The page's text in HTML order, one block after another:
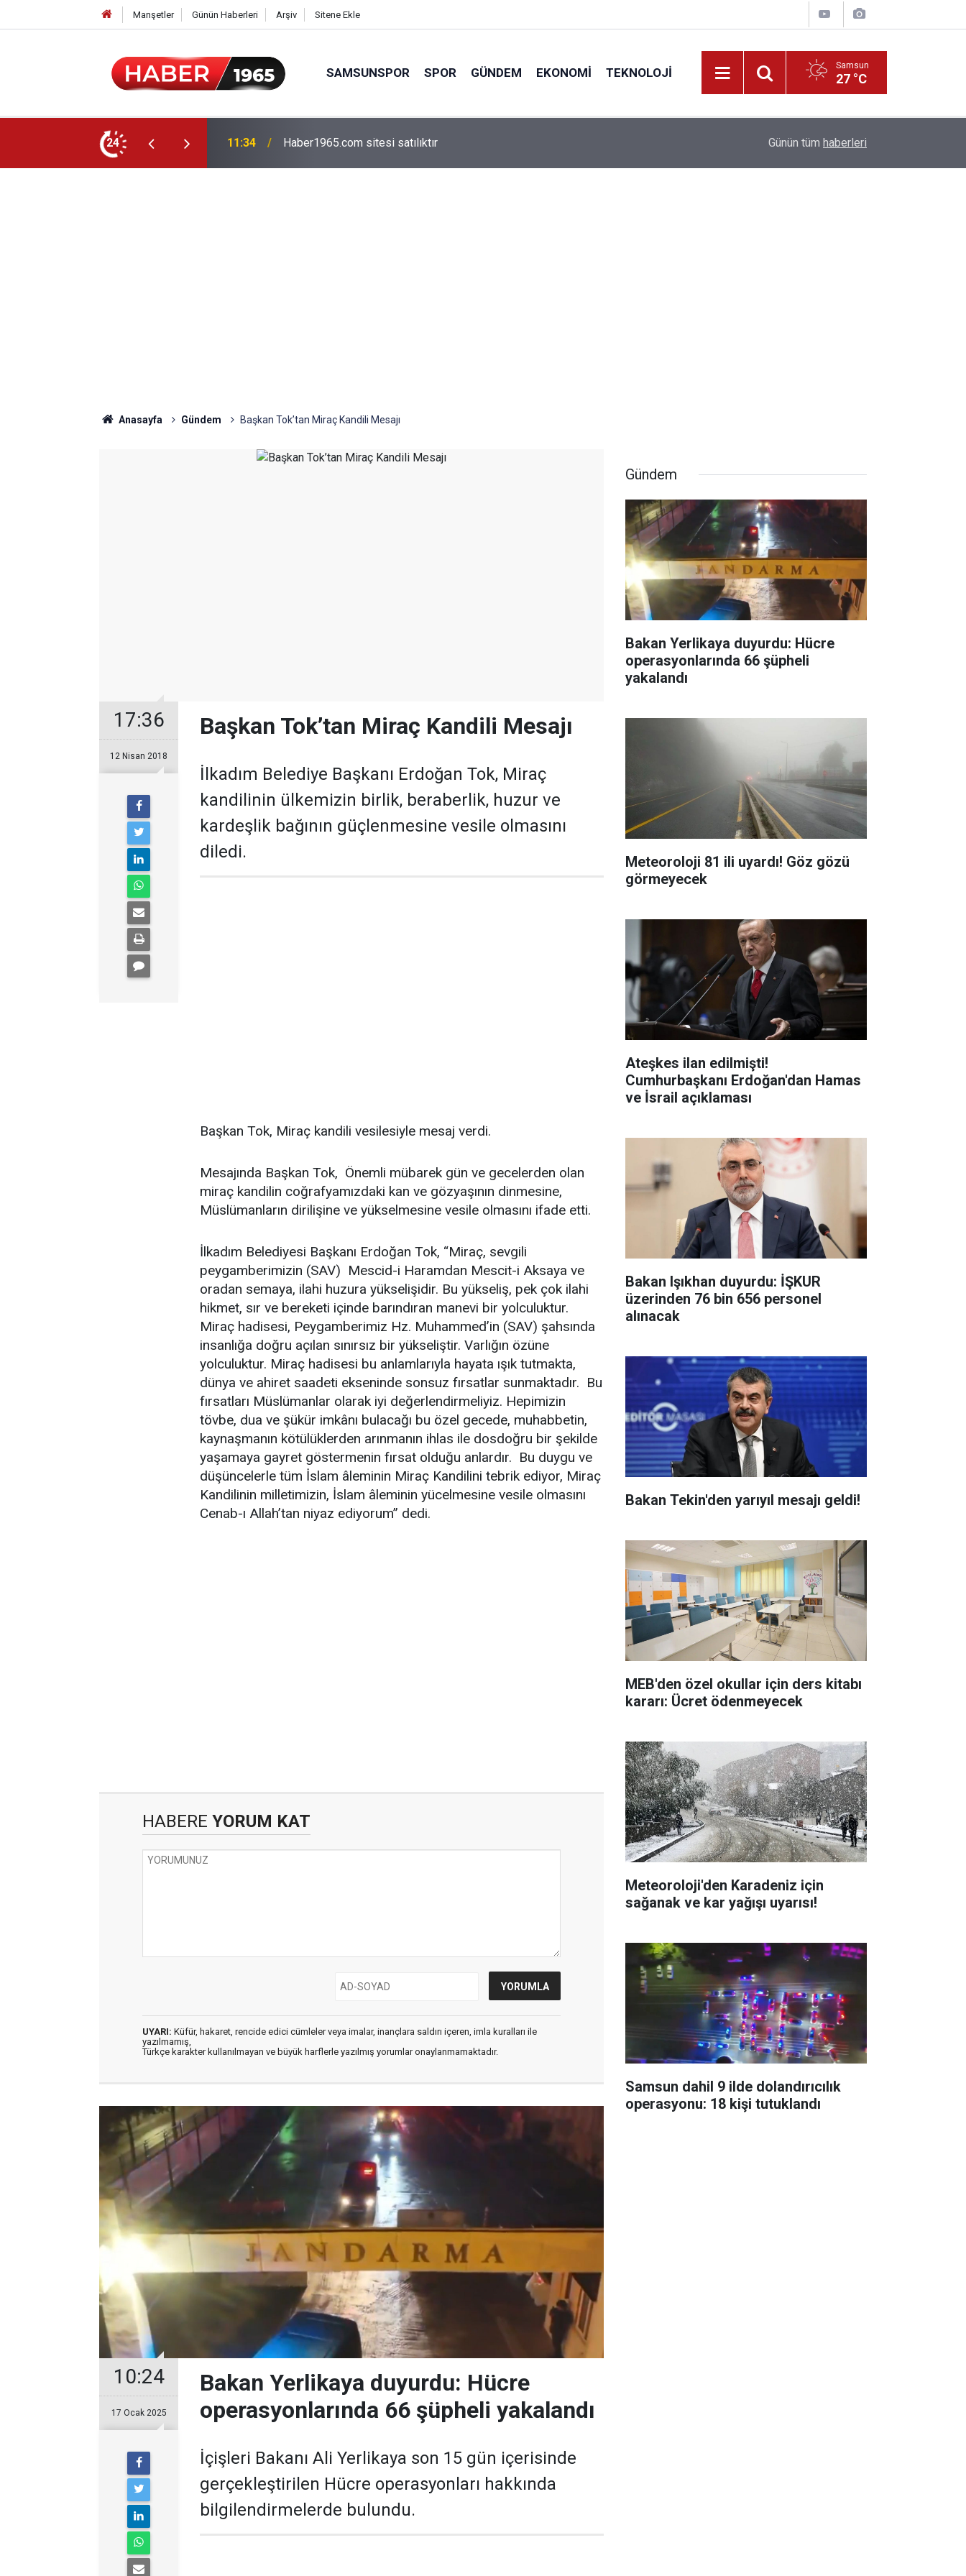
Manşetler Günün Haberleri Arşiv Sitene Ekle
SAMSUNSPOR SPOR GÜNDEM EKONOMI TEKNOLOJI Samsun
27 °C
24 15:52 Milyonlarca emekliyi ilgilendiriyor: Zamlı maaşlar hesaplarda Fahiş fiyatlar nedeniyle işletmelere 101 milyon
Günün tüm haberleri
Anasayfa Gündem Başkan Tok’tan Miraç Kandili Mesajı
17:36
12 Nisan 2018
Başkan Tok’tan Miraç Kandili Mesajı
İlkadım Belediye Başkanı Erdoğan Tok, Miraç
kandilinin ülkemizin birlik, beraberlik, huzur ve
kardeşlik bağının güçlenmesine vesile olmasını
diledi.
Başkan Tok, Miraç kandili vesilesiyle mesaj verdi.
Mesajında Başkan Tok, Önemli mübarek gün ve gecelerden olan
miraç kandilin coğrafyamızdaki kan ve gözyaşının dinmesine,
Müslümanların dirilişine ve yükselmesine vesile olmasını ifade etti.
İlkadım Belediyesi Başkanı Erdoğan Tok, “Miraç, sevgili
peygamberimizin (SAV) Mescid-i Haramdan Mescit-i Aksaya ve
oradan semaya, ilahi huzura yükselişidir. Bu yükseliş, pek çok ilahi
hikmet, sır ve bereketi içinde barındıran manevi bir yolculuktur.
Miraç hadisesi, Peygamberimiz Hz. Muhammed’in (SAV) şahsında
insanlığa doğru açılan sınırsız bir yükseliştir. Varlığın özüne
yolculuktur. Miraç hadisesi bu anlamlarıyla hayata ışık tutmakta,
dünya ve ahiret saadeti ekseninde sonsuz fırsatlar sunmaktadır. Bu
fırsatları Müslümanlar olarak iyi değerlendirmeliyiz. Hepimizin
tövbe, dua ve şükür imkânı bulacağı bu özel gecede, muhabbetin,
kaynaşmanın kötülüklerden arınmanın ihlas ile dosdoğru bir şekilde
yaşamaya gayret göstermenin fırsat olduğu anlardır. Bu duygu ve
düşüncelerle tüm İslam âleminin Miraç Kandilini tebrik ediyor, Miraç
Kandilinin milletimizin, İslam âleminin yücelmesine vesile olmasını
Cenab-ı Allah’tan niyaz ediyorum” dedi.
HABERE YORUM KAT
UYARI: Küfür, hakaret, rencide edici cümleler veya imalar, inançlara saldırı içeren, imla kuralları ile
yazılmamış,
Türkçe karakter kullanılmayan ve büyük harflerle yazılmış yorumlar onaylanmamaktadır.
10:24
17 Ocak 2025
Bakan Yerlikaya duyurdu: Hücre
operasyonlarında 66 şüpheli yakalandı
İçişleri Bakanı Ali Yerlikaya son 15 gün içerisinde
gerçekleştirilen Hücre operasyonları hakkında
bilgilendirmelerde bulundu.
Gündem
Bakan Yerlikaya duyurdu: Hücre
operasyonlarında 66 şüpheli
yakalandı
Meteoroloji 81 ili uyardı! Göz gözü
görmeyecek
Ateşkes ilan edilmişti!
Cumhurbaşkanı Erdoğan'dan Hamas
ve İsrail açıklaması
Bakan Işıkhan duyurdu: İŞKUR
üzerinden 76 bin 656 personel
alınacak
Bakan Tekin'den yarıyıl mesajı geldi!
MEB'den özel okullar için ders kitabı
kararı: Ücret ödenmeyecek
Meteoroloji'den Karadeniz için
sağanak ve kar yağışı uyarısı!
Samsun dahil 9 ilde dolandırıcılık
operasyonu: 18 kişi tutuklandı